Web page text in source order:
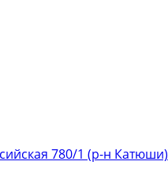
780/1 (р-н Катюши)